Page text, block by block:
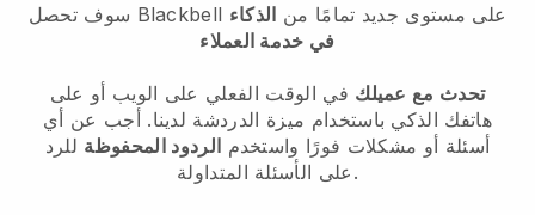
سوف تحصل Blackbell على مستوى جديد تمامًا من الذكاء
في خدمة العملاء
تحدث مع عميلك في الوقت الفعلي على الويب أو على
هاتفك الذكي باستخدام ميزة الدردشة لدينا. أجب عن أي
أسئلة أو مشكلات فورًا واستخدم الردود المحفوظة للرد
على الأسئلة المتداولة.